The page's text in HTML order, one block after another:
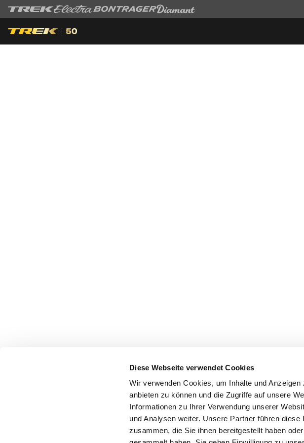
Diese Webseite verwendet Cookies
Wir verwenden Cookies, um Inhalte und
anbieten zu können und die Zugriffe auf unsere
Informationen zu Ihrer Verwendung unserer
und Analysen weiter. Unsere Partner führen
zusammen, die Sie ihnen bereitgestellt haben